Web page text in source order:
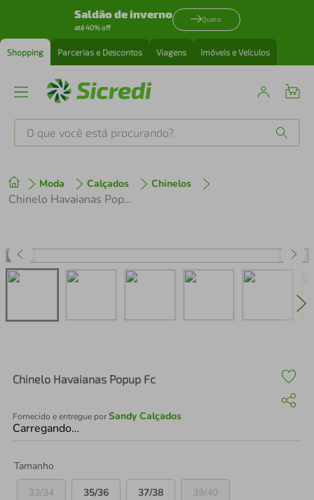
Saldão de inverno
até 40% off
Quero
Shopping Parcerias e Descontos Viagens Imóveis e Veículos
O que você está procurando?
Moda Calçados Chinelos
Chinelo Havaianas Popup Fc
Chinelo Havaianas Popup Fc
Fornecido e entregue porSandy Calçados
Carregando…
Tamanho
33/34
35/36 37/38 39/40
1º tenis
perfume